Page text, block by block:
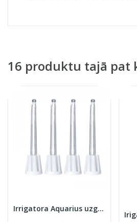
16 produktu tajā pat
Irrigatora Aquarius uzgaļi